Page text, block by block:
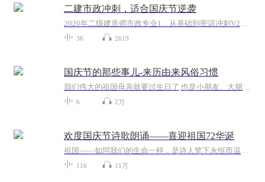
二建市政冲刺，适合国庆节逆袭
2020年二级建造师市政专业1、从基础到密训冲刺V2、从精华课程到超压密押V3、0基础同步更新v4、持续更新到2020年考试V5、只要你跟着学让你一次稳拿证V6、渠道超压压题，超压三页纸等独家绝密压题!
36 2619
国庆节的那些事儿-来历由来风俗习惯
我们伟大的祖国母亲就要过生日了,也是小朋友、大朋友们最喜欢的“国庆小长假”或说“黄金周”还有说”国庆7天乐”的，说法真是不一而足。那么“国庆节”是怎么来的？自古以来国庆节怎么庆贺？新中国国庆节的来历，以及新中国国庆节的庆贺方式又有哪些呢？ ...
6 2万
欢度国庆节诗歌朗诵——喜迎祖国72华诞
祖国——如同我们的生命一样，是诗人笔下永恒而温暖的主题。在祖国72周年华诞来临之际，特创建这个诗歌朗诵专辑，诵读经典爱国篇章，和大家一起歌颂祖国，向国庆的献礼！祝愿伟大的祖国繁荣富强，祝愿大家国庆节快乐，度过平安快乐的黄金周假期！
116 11万